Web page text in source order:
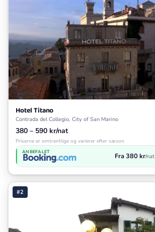
Hotel Titano
Contrada del Collegio, City of San Marino
380 – 590 kr/nat
Priserne er omtrentlige og varierer efter sæson
ANBEFALET Fra 380 kr/nat
#2